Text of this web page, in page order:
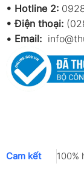
• Hotline 2:
• Điện thoại:
• Email:
Cam kết 100%